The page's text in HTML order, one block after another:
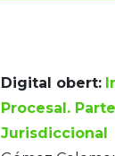
Digital obert:
Procesal.
Jurisdiccional